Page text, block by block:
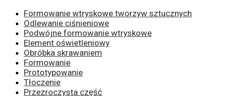
Formowanie wtryskowe tworzyw sztucznych
Odlewanie ciśnieniowe
Podwójne formowanie wtryskowe
Element oświetleniowy
Obróbka skrawaniem
Formowanie
Prototypowanie
Tłoczenie
Przezroczysta część